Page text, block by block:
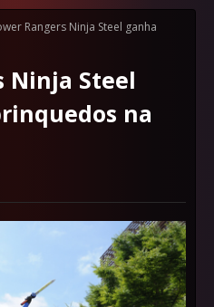
Rangers Ninja Steel ganha
Ninja Steel
na